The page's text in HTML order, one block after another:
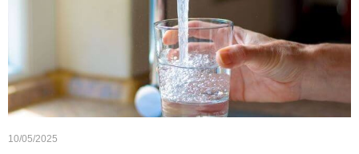
10/05/2025